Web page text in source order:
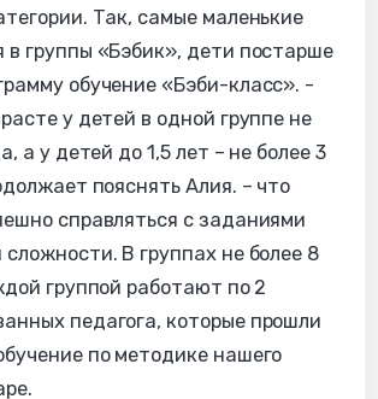
Так, самые маленькие
в группы «Бэбик», дети постарше
обучение «Бэби-класс». -
у детей в одной группе не
а у детей до 1,5 лет – не более 3
пояснять Алия. – что
справляться с заданиями
сложности. В группах не более 8
группой работают по 2
педагога, которые прошли
по методике нашего